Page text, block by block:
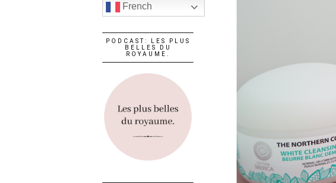
French
PODCAST: LES PLUS
BELLES DU
ROYAUME.